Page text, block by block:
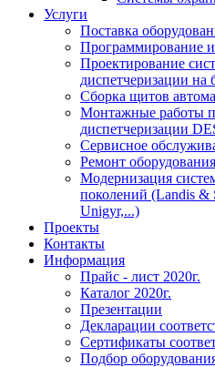
Услуги
Поставка
Программирование
Проектирование
диспетчеризации на
Сборка щитов
Монтажные работы
диспетчеризации
Сервисное
Ремонт оборудования
Модернизация
поколений (Landis &
Unigyr,...)
Проекты
Контакты
Информация
Прайс - лист 2020г.
Каталог 2020г.
Презентации
Декларации
Сертификаты
Подбор